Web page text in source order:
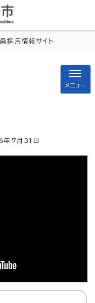
採用情報サイト
メニュー
年7月 31 日